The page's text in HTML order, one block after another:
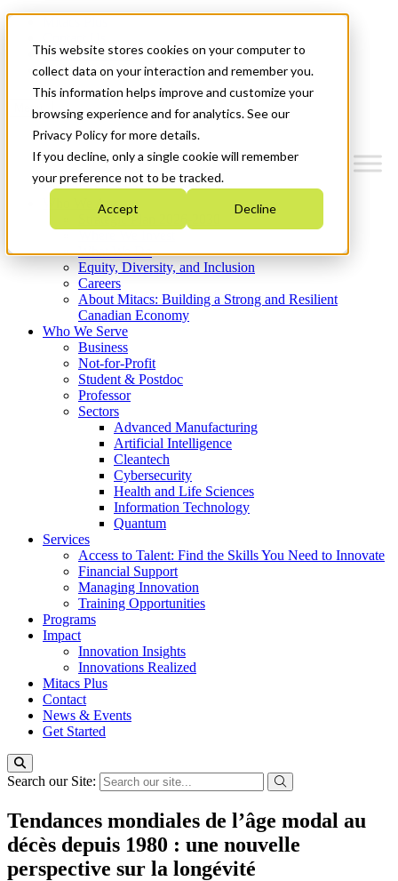
This website stores cookies on your computer to
collect data on your interaction and remember you.
This information helps improve and customize your
browsing experience and for analytics. See our
Privacy Policy for more details.
If you decline, only a single cookie will remember
your preference not to be tracked.
Accept Decline
News & Events
Get Started
Menu
Who We Are
Strategic Plan 2026-2030
What We Do
Equity, Diversity, and Inclusion
Careers
About Mitacs: Building a Strong and Resilient
Canadian Economy
Who We Serve
Business
Not-for-Profit
Student & Postdoc
Professor
Sectors
Advanced Manufacturing
Artificial Intelligence
Cleantech
Cybersecurity
Health and Life Sciences
Information Technology
Quantum
Services
Access to Talent: Find the Skills You Need to Innovate
Financial Support
Managing Innovation
Training Opportunities
Programs
Impact
Innovation Insights
Innovations Realized
Mitacs Plus
Contact
News & Events
Get Started
Search our Site:
Tendances mondiales de l’âge modal au
décès depuis 1980 : une nouvelle
perspective sur la longévité